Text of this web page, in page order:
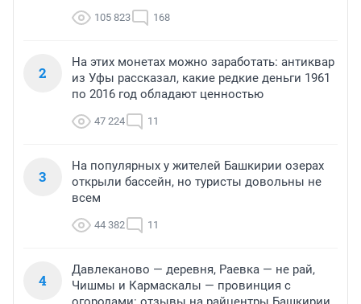
105 823 168
2
На этих монетах можно заработать: антиквар
из Уфы рассказал, какие редкие деньги 1961
по 2016 год обладают ценностью
47 224 11
3
На популярных у жителей Башкирии озерах
открыли бассейн, но туристы довольны не
всем
44 382 11
4
Давлеканово — деревня, Раевка — не рай,
Чишмы и Кармаскалы — провинция с